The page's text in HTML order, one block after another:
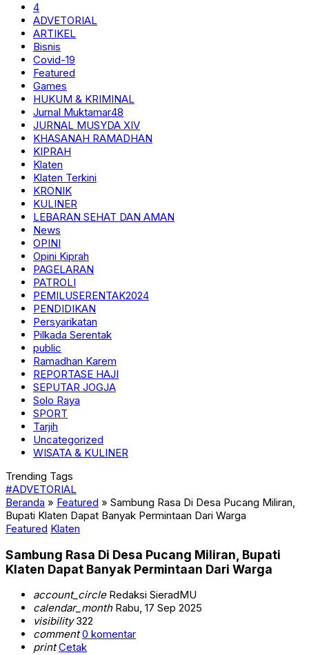
4
ADVETORIAL
ARTIKEL
Bisnis
Covid-19
Featured
Games
HUKUM & KRIMINAL
Jurnal Muktamar48
JURNAL MUSYDA XIV
KHASANAH RAMADHAN
KIPRAH
Klaten
Klaten Terkini
KRONIK
KULINER
LEBARAN SEHAT DAN AMAN
News
OPINI
Opini Kiprah
PAGELARAN
PATROLI
PEMILUSERENTAK2024
PENDIDIKAN
Persyarikatan
Pilkada Serentak
public
Ramadhan Karem
REPORTASE HAJI
SEPUTAR JOGJA
Solo Raya
SPORT
Tarjih
Uncategorized
WISATA & KULINER
Trending Tags
#ADVETORIAL
Beranda » Featured » Sambung Rasa Di Desa Pucang Miliran,
Bupati Klaten Dapat Banyak Permintaan Dari Warga
Featured Klaten
Sambung Rasa Di Desa Pucang Miliran, Bupati
Klaten Dapat Banyak Permintaan Dari Warga
account_circleRedaksi SieradMU
calendar_monthRabu, 17 Sep 2025
visibility322
comment 0 komentar
print Cetak